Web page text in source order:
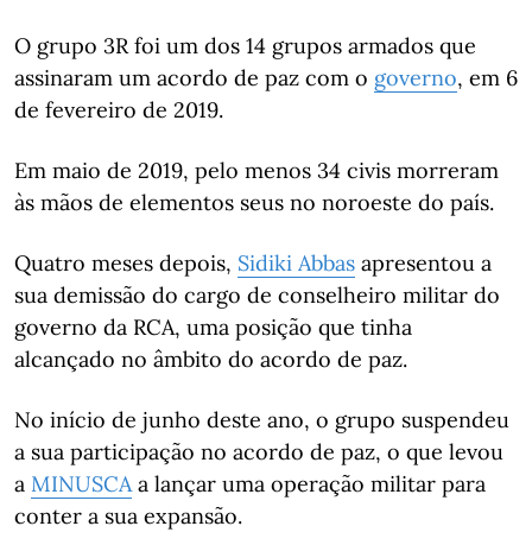
O grupo 3R foi um dos 14 grupos armados que
assinaram um acordo de paz com o governo, em 6
de fevereiro de 2019.
Em maio de 2019, pelo menos 34 civis morreram
às mãos de elementos seus no noroeste do país.
Quatro meses depois, Sidiki Abbas apresentou a
sua demissão do cargo de conselheiro militar do
governo da RCA, uma posição que tinha
alcançado no âmbito do acordo de paz.
No início de junho deste ano, o grupo suspendeu
a sua participação no acordo de paz, o que levou
a MINUSCAa lançar uma operação militar para
conter a sua expansão.